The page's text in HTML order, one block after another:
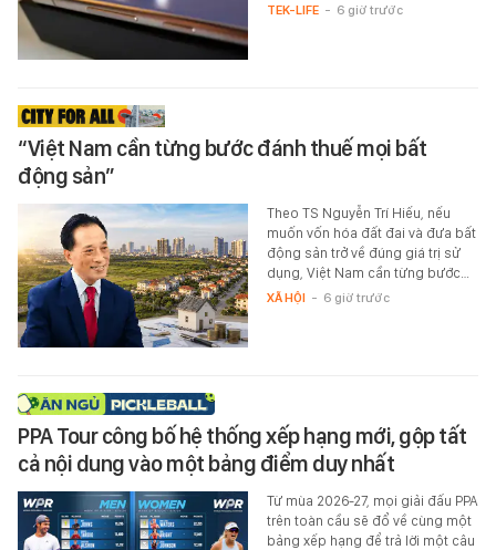
TEK-LIFE - 6 giờ trước
“Việt Nam cần từng bước đánh thuế mọi bất
động sản”
Theo TS Nguyễn Trí Hiếu, nếu
muốn vốn hóa đất đai và đưa bất
động sản trở về đúng giá trị sử
dụng, Việt Nam cần từng bước…
XÃ HỘI - 6 giờ trước
PPA Tour công bố hệ thống xếp hạng mới, gộp tất
cả nội dung vào một bảng điểm duy nhất
Từ mùa 2026-27, mọi giải đấu PPA
trên toàn cầu sẽ đổ về cùng một
bảng xếp hạng để trả lời một câu